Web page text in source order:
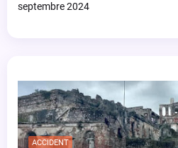
septembre 2024
ACCIDENT